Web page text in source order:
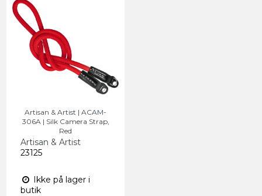
Artisan & Artist | ACAM-
306A | Silk Camera Strap,
Red
Artisan & Artist
23125
Ikke på lager i
butik